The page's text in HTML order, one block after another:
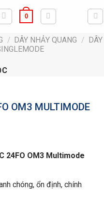
0
/ DÂY NHẢY QUANG / DÂY
OM3 MULTIMODE
24FO OM3 Multimode
chóng, ổn định, chính